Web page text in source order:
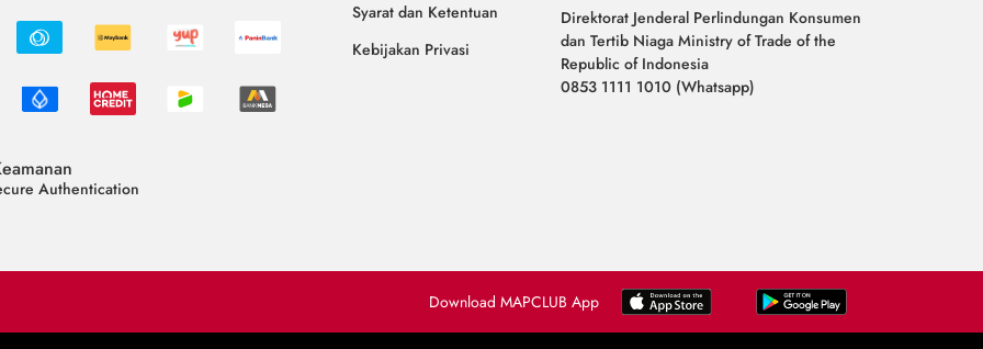
Authentication
Syarat dan Ketentuan
Kebijakan Privasi
Direktorat Jenderal Perlindungan Konsumen
dan Tertib Niaga Ministry of Trade of the
Republic of Indonesia
0853 1111 1010 (Whatsapp)
Download MAPCLUB App